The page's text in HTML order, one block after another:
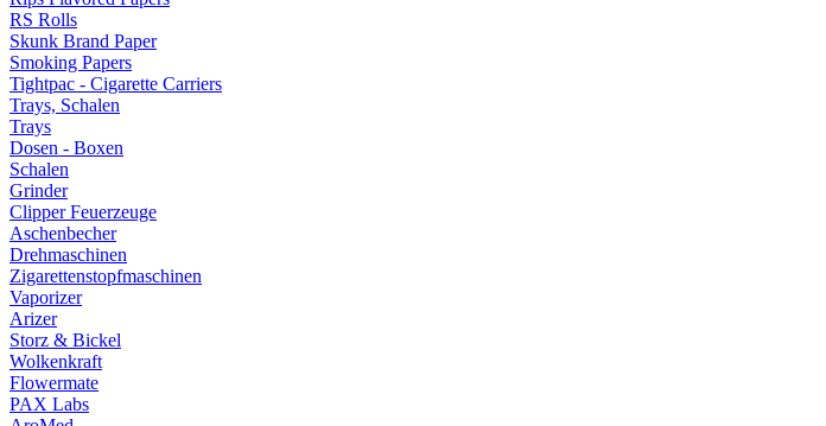
RS Rolls
Skunk Brand Paper
Smoking Papers
Tightpac - Cigarette Carriers
Trays, Schalen
Trays
Dosen - Boxen
Schalen
Grinder
Clipper Feuerzeuge
Aschenbecher
Drehmaschinen
Zigarettenstopfmaschinen
Vaporizer
Arizer
Storz & Bickel
Wolkenkraft
Flowermate
PAX Labs